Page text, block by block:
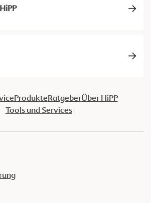
ProdukteRatgeberÜber HiPP
Tools und Services